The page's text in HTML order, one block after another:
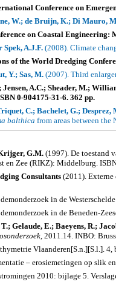
Conference on
W.; de Bruijn, K.; Di Mauro,
on Coastal Engineering:
A.J.F. (2008). Climate
of the World Dredging
Y.; Sas, M. (2007). Third
A.C.; Sheader, M.;
0-904175-31-6. 362 pp.
C.; Bachelet, G.;
balthica from areas between the
G.M. (1997). De toestand
Zee (RIKZ): Middelburg.
Consultants (2011).
in de
in de Beneden-
Gelaude, E.; Baeyens, R.;
, 2011.14. INBO:
Vlaanderen[S.n.][S.l.]. 4,
– erosiemetingen op slik
2010: bijlage 5.